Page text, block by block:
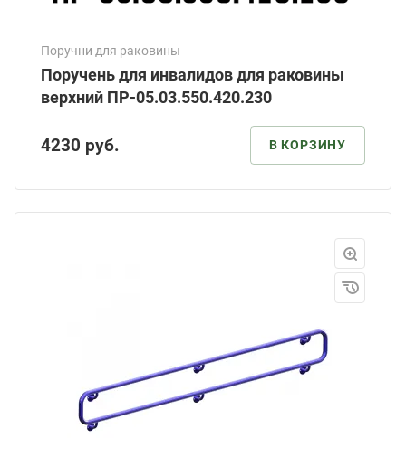
Поручни для раковины
Поручень для инвалидов для раковины
верхний ПР-05.03.550.420.230
4230 руб. В КОРЗИНУ